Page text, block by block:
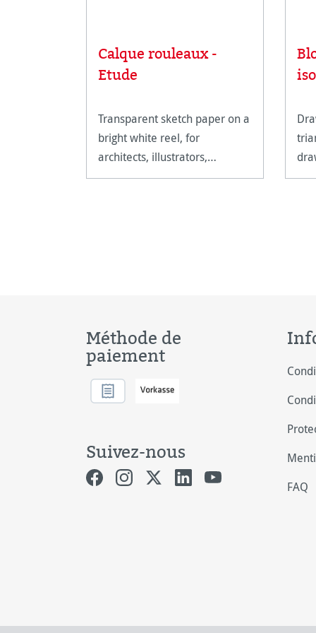
Calque rouleaux -
Etude
Transparent sketch paper on a
bright white reel, for
architects, illustrators,
painters, graphic designers
Méthode de
paiement
Suivez-nous
FAQ